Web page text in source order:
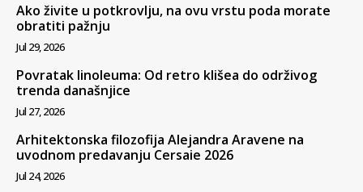
Ako živite u potkrovlju, na ovu vrstu poda morate
obratiti pažnju
Jul 29, 2026
Povratak linoleuma: Od retro klišea do održivog
trenda današnjice
Jul 27, 2026
Arhitektonska filozofija Alejandra Aravene na
uvodnom predavanju Cersaie 2026
Jul 24, 2026